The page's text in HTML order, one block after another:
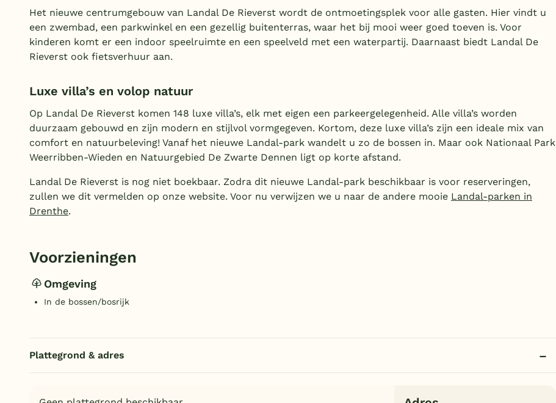
Het nieuwe centrumgebouw van Landal De Rieverst wordt de ontmoetingsplek voor alle gasten. Hier vindt u
een zwembad, een parkwinkel en een gezellig buitenterras, waar het bij mooi weer goed toeven is. Voor
kinderen komt er een indoor speelruimte en een speelveld met een waterpartij. Daarnaast biedt Landal De
Rieverst ook fietsverhuur aan.
Luxe villa’s en volop natuur
Op Landal De Rieverst komen 148 luxe villa’s, elk met eigen een parkeergelegenheid. Alle villa’s worden
duurzaam gebouwd en zijn modern en stijlvol vormgegeven. Kortom, deze luxe villa’s zijn een ideale mix van
comfort en natuurbeleving! Vanaf het nieuwe Landal-park wandelt u zo de bossen in. Maar ook Nationaal Park
Weerribben-Wieden en Natuurgebied De Zwarte Dennen ligt op korte afstand.
Landal De Rieverst is nog niet boekbaar. Zodra dit nieuwe Landal-park beschikbaar is voor reserveringen,
zullen we dit vermelden op onze website. Voor nu verwijzen we u naar de andere mooie Landal-parken in
Drenthe.
Voorzieningen
Omgeving
In de bossen/bosrijk
Plattegrond & adres